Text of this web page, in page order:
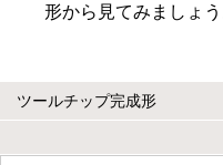
形から見てみましょう